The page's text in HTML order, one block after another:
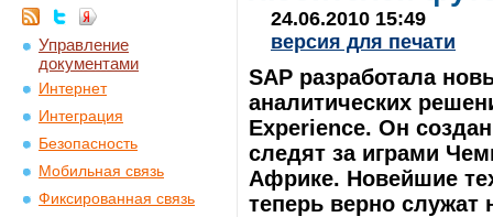
Управление
документами
Интернет
Интеграция
Безопасность
Мобильная связь
Фиксированная связь
24.06.2010 15:49
версия для печати
SAP разработала
аналитических
Experience. Он
следят за играми
Африке. Новейшие
теперь верно